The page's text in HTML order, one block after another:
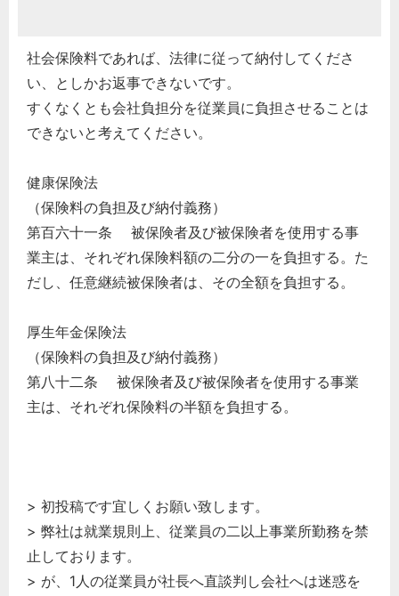
社会保険料であれば、法律に従って納付してくださ
い、としかお返事できないです。
すくなくとも会社負担分を従業員に負担させることは
できないと考えてください。
健康保険法
（保険料の負担及び納付義務）
第百六十一条 被保険者及び被保険者を使用する事
業主は、それぞれ保険料額の二分の一を負担する。た
だし、任意継続被保険者は、その全額を負担する。
厚生年金保険法
（保険料の負担及び納付義務）
第八十二条 被保険者及び被保険者を使用する事業
主は、それぞれ保険料の半額を負担する。
> 初投稿です宜しくお願い致します。
> 弊社は就業規則上、従業員の二以上事業所勤務を禁
止しております。
> が、1人の従業員が社長へ直談判し会社へは迷惑を